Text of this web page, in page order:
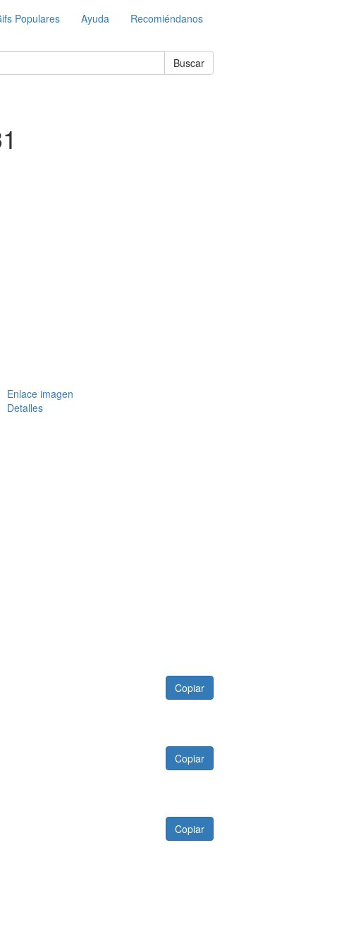
Populares Ayuda Recomiéndanos
Buscar
Enlace imagen
Detalles
Copiar
Copiar
Copiar